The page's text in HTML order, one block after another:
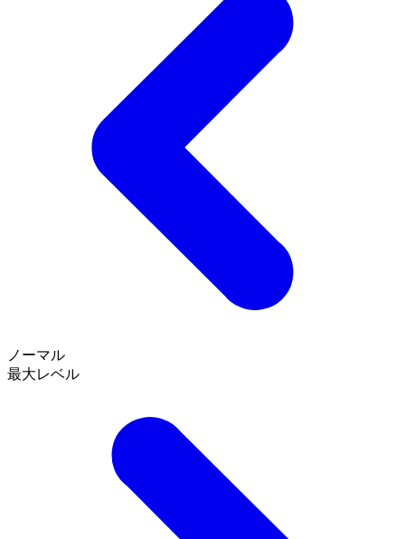
ノーマル
最大レベル